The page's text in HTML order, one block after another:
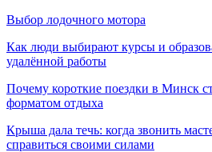
Выбор лодочного мотора
Как люди выбирают курсы и
удалённой работы
Почему короткие поездки в Минск
форматом отдыха
Крыша дала течь: когда звонить
справиться своими силами